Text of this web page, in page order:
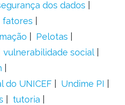
dos dados
fatores
Pelotas
vulnerabilidade social
do UNICEF
Undime PI
tutoria